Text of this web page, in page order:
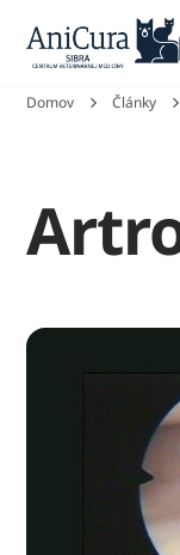
Domov Články